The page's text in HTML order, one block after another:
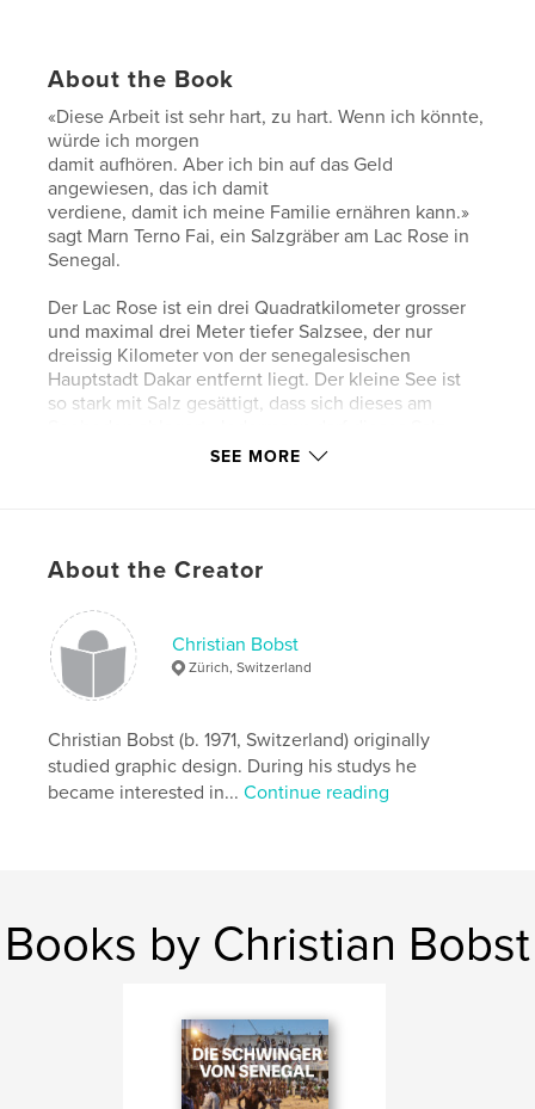
About the Book
«Diese Arbeit ist sehr hart, zu hart. Wenn ich könnte,
würde ich morgen
damit aufhören. Aber ich bin auf das Geld
angewiesen, das ich damit
verdiene, damit ich meine Familie ernähren kann.»
sagt Marn Terno Fai, ein Salzgräber am Lac Rose in
Senegal.
Der Lac Rose ist ein drei Quadratkilometer grosser
und maximal drei Meter tiefer Salzsee, der nur
dreissig Kilometer von der senegalesischen
Hauptstadt Dakar entfernt liegt. Der kleine See ist
so stark mit Salz gesättigt, dass sich dieses am
abbauen, denn der See, der zum UNESCO Welterbe
Rose das wertvolle Salz des Sees mit Spaten,
vom Seeboden heraufbefördern.
Features & Details
Primary Category:
Travel
Project Option: US Letter, 8.5×11 in, 22×28 cm
# of Pages:56
lac Rose , Lac Retba salt harvesting
SEE MORE
About the Creator
Christian Bobst
Zürich, Switzerland
Christian Bobst (b. 1971, Switzerland) originally
studied graphic design. During his studys he
became interested in...Continue reading
Books by Christian Bobst